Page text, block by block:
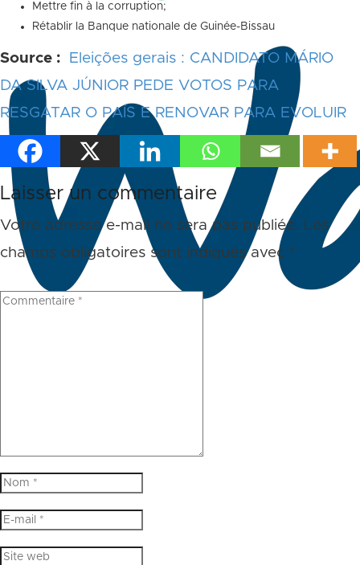
Mettre fin à la corruption;
Rétablir la Banque nationale de Guinée-Bissau
Source :
Eleições gerais : CANDIDATO MÁRIO
DA SILVA JÚNIOR PEDE VOTOS PARA
RESGATAR O PAÍS E RENOVAR PARA EVOLUIR
Laisser un commentaire
Votre adresse e-mail ne sera pas publiée. Les
champs obligatoires sont indiqués avec *